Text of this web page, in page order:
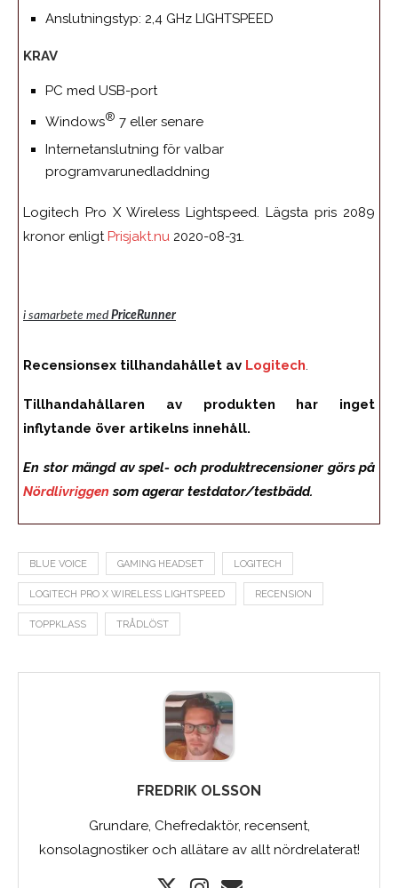
Anslutningstyp: 2,4 GHz LIGHTSPEED
KRAV
PC med USB-port
Windows® 7 eller senare
Internetanslutning för valbar
programvarunedladdning
Logitech Pro X Wireless Lightspeed. Lägsta pris 2089
kronor enligt Prisjakt.nu 2020-08-31.
i samarbete medPriceRunner
Recensionsex tillhandahållet av Logitech
Tillhandahållaren av produkten har inget
inflytande över artikelns innehåll.
En stor mängd av spel- och produktrecensioner görs på
Nördlivriggen som agerar testdator/testbädd.
BLUE VOICE GAMING HEADSET LOGITECH
LOGITECH PRO X WIRELESS LIGHTSPEED RECENSION
TOPPKLASS TRÅDLÖST
FREDRIK OLSSON
Grundare, Chefredaktör, recensent,
konsolagnostiker och allätare av allt nördrelaterat!